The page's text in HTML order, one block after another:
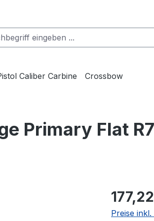
Caliber Carbine Crossbow
Primary Flat
Preise